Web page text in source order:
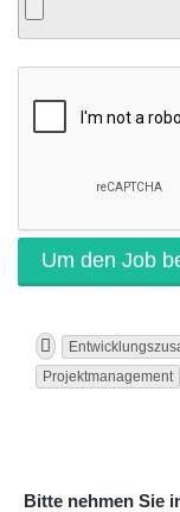
Projektmanagement
Bitte nehmen Sie